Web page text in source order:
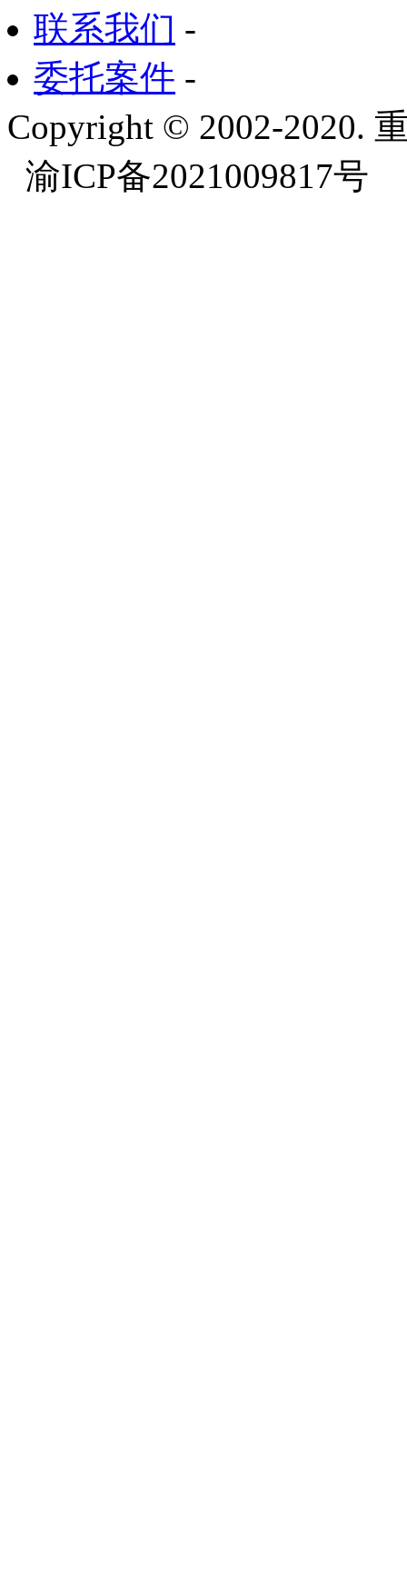
联系我们 -
委托案件 -
Copyright © 2002-2020.
渝ICP备2021009817号